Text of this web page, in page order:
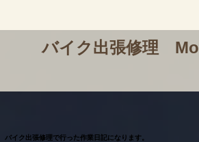
バイク出張修理
バイク出張修理で行った作業日記になります。